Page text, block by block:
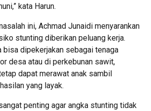
kata Harun.
ini, Achmad Junaidi menyarankan
stunting diberikan peluang kerja.
bisa dipekerjakan sebagai tenaga
desa atau di perkebunan sawit,
dapat merawat anak sambil
yang layak.
penting agar angka stunting tidak